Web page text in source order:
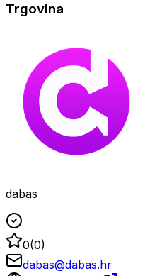
Trgovina
dabas
0(0)
dabas@dabas.hr